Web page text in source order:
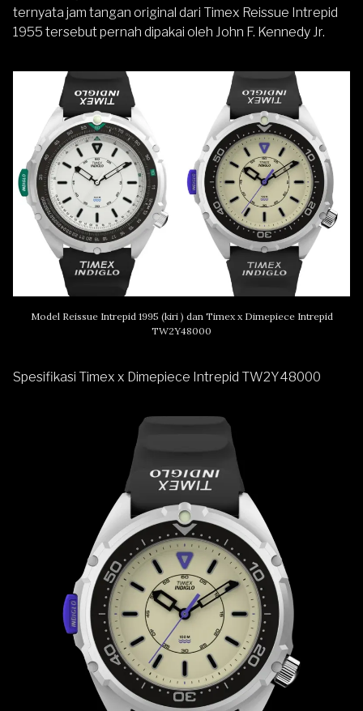
ternyata jam tangan original dari Timex Reissue Intrepid
1955 tersebut pernah dipakai oleh John F. Kennedy Jr.
Model Reissue Intrepid 1995 (kiri ) dan Timex x Dimepiece Intrepid
TW2Y48000
Spesifikasi Timex x Dimepiece Intrepid TW2Y48000